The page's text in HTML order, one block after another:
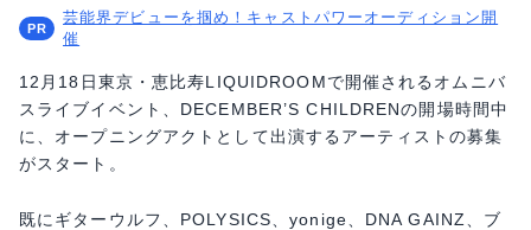
芸能界デビューを掴め！キャストパワーオーディション開
催
12月18日東京・恵比寿LIQUIDROOMで開催されるオムニバ
スライブイベント、DECEMBER’S CHILDRENの開場時間中
に、オープニングアクトとして出演するアーティストの募集
がスタート。
既にギターウルフ、POLYSICS、yonige、DNA GAINZ、ブ